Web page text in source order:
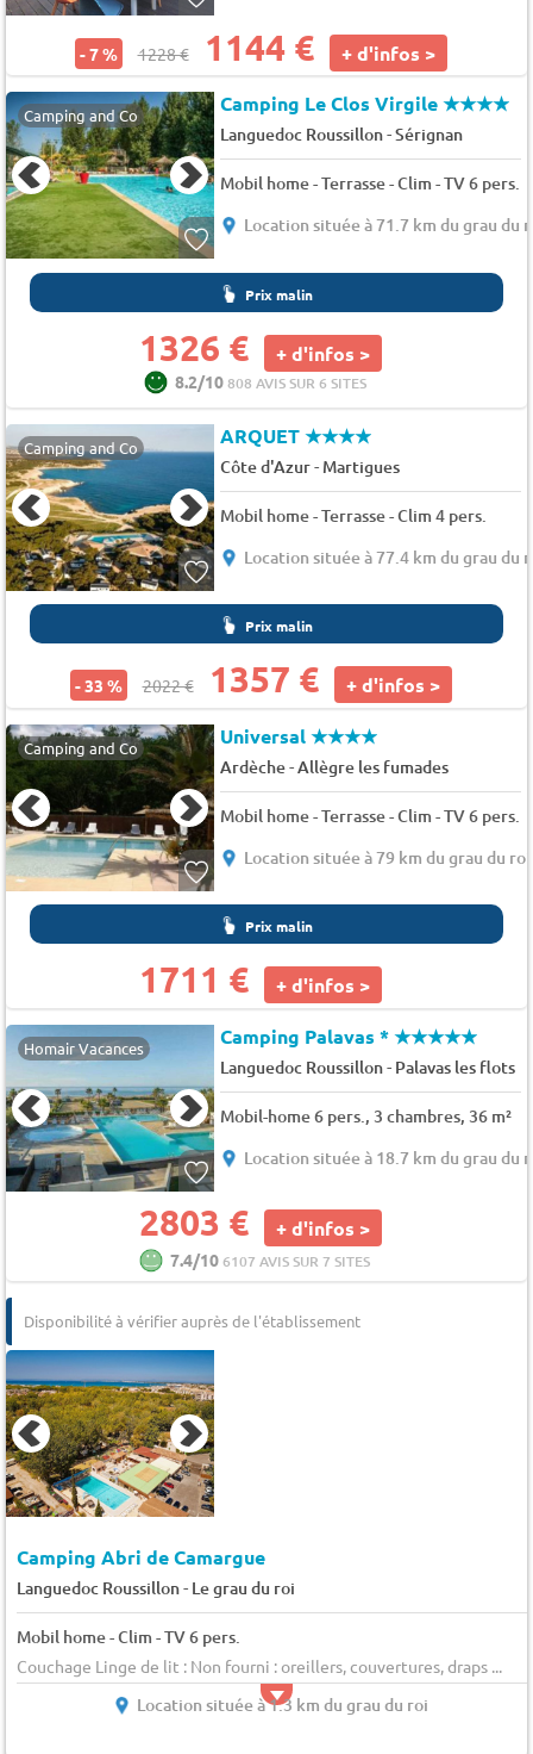
- 7 % 1228 € 1144 € + d'infos >
Camping and Co Camping Le Clos Virgile★★★★
Languedoc Roussillon-Sérignan
Mobil home - Terrasse - Clim - TV 6 pers.
Location située à 71.7 km du grau du
Prix malin
1326 € + d'infos >
8.2/10808 AVIS SUR 6 SITES
Camping and Co ARQUET★★★★
Côte d'Azur- Martigues
Mobil home - Terrasse - Clim 4 pers.
Location située à 77.4 km du grau du
Prix malin
- 33 % 2022 € 1357 € + d'infos >
Camping and Co Universal★★★★
Ardèche-Allègre les fumades
Mobil home - Terrasse - Clim - TV 6 pers.
Location située à 79 km du grau du roi
Prix malin
1711 € + d'infos >
Homair Vacances Camping Palavas *★★★★★
Languedoc Roussillon- Palavas les flots
Mobil-home 6 pers., 3 chambres, 36 m²
Location située à 18.7 km du grau du
2803 € + d'infos >
7.4/106107 AVIS SUR 7 SITES
Disponibilité à vérifier auprès de l'établissement
Camping Abri de Camargue
Languedoc Roussillon- Le grau du roi
Mobil home - Clim - TV 6 pers.
Couchage Linge de lit : Non fourni : oreillers, couvertures, draps ...
Location située à 1.3 km du grau du roi